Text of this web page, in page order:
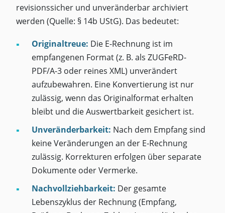
revisionssicher und unveränderbar archiviert
werden (Quelle: § 14b UStG). Das bedeutet:
Originaltreue: Die E-Rechnung ist im
empfangenen Format (z. B. als ZUGFeRD-
PDF/A-3 oder reines XML) unverändert
aufzubewahren. Eine Konvertierung ist nur
zulässig, wenn das Originalformat erhalten
bleibt und die Auswertbarkeit gesichert ist.
Unveränderbarkeit: Nach dem Empfang sind
keine Veränderungen an der E-Rechnung
zulässig. Korrekturen erfolgen über separate
Dokumente oder Vermerke.
Nachvollziehbarkeit: Der gesamte
Lebenszyklus der Rechnung (Empfang,